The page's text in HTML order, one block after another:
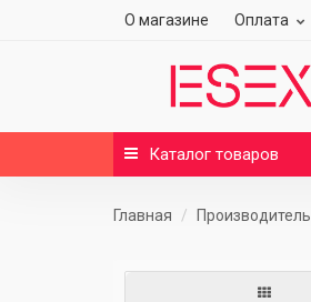
О магазине Оплата
Каталог товаров
Главная Производитель